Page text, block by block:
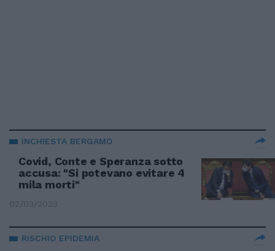
INCHIESTA BERGAMO
Covid, Conte e Speranza sotto
accusa: "Si potevano evitare 4
mila morti"
02/03/2023
RISCHIO EPIDEMIA